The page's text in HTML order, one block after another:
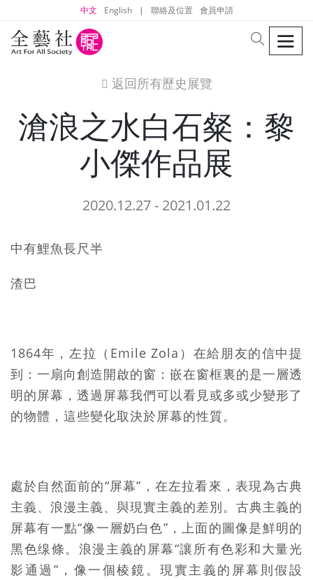
中文 English | 聯絡及位置 會員申請
search
icon
返回所有歷史展覽
滄浪之水白石粲：黎
小傑作品展
2020.12.27 - 2021.01.22
中有鯉魚長尺半
渣巴
1864年，左拉（Emile Zola）在給朋友的信中提
到：一扇向創造開啟的窗：嵌在窗框裏的是一層透
明的屏幕，透過屏幕我們可以看見或多或少變形了
的物體，這些變化取決於屏幕的性質。
處於自然面前的“屏幕”，在左拉看來，表現為古典
主義、浪漫主義、與現實主義的差別。古典主義的
屏幕有一點“像一層奶白色”，上面的圖像是鮮明的
黑色缐條。浪漫主義的屏幕“讓所有色彩和大量光
影通過”，像一個棱鏡。現實主義的屏幕則假設